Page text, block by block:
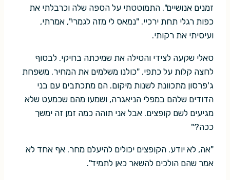
זמנים אנושיים". התמוטטתי על הספה שלה וכרבלתי את
כפות רגלי תחת ירכיי. "נמאס לי מזה לגמרי", אמרתי,
ועיסיתי את רקותי.
סאלי שקעה לצידי והטילה את שמיכתה בחיקי. לבסוף
לחצה קלות על כתפי. "כולנו משלמים את המחיר. משפחת
ג'פרסון מתכוונת לשנות מיקום. הם מתכתבים עם בני
הדודים שלהם במפלי הניאגרה, ושמעו מהם שכמעט שלא
מגיעים לשם קופצים. אבל אני תוהה כמה זמן זה ימשך
ככה?"
"אה, לא יודע. הקופצים יכולים להיעלם מחר. אף אחד לא
אמר שהם הולכים להשאר כאן לתמיד".